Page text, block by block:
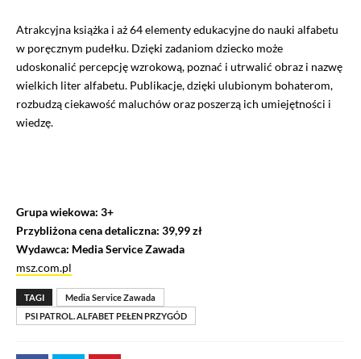
Atrakcyjna książka i aż 64 elementy edukacyjne do nauki alfabetu
w poręcznym pudełku. Dzięki zadaniom dziecko może
udoskonalić percepcję wzrokową, poznać i utrwalić obraz i nazwę
wielkich liter alfabetu. Publikacje, dzięki ulubionym bohaterom,
rozbudzą ciekawość maluchów oraz poszerzą ich umiejętności i
wiedzę.
Grupa wiekowa: 3+
Przybliżona cena detaliczna: 39,99 zł
Wydawca: Media Service Zawada
msz.com.pl
TAGI
Media Service Zawada
PSI PATROL. ALFABET PEŁEN PRZYGÓD